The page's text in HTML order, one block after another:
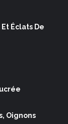
Éclats De
Oignons